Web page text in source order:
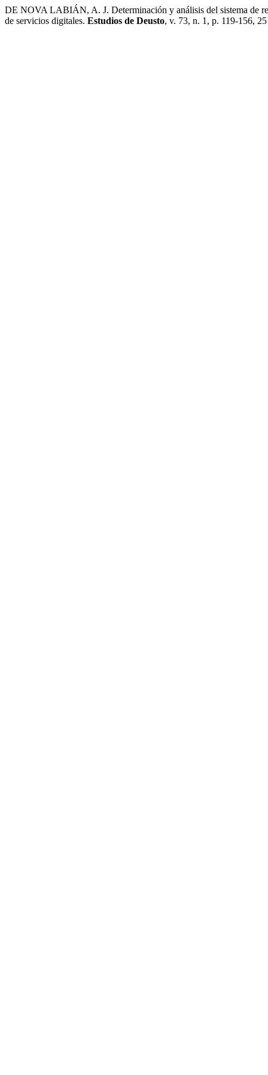
DE NOVA LABIÁN, A. J. Determinación y análisis del sistema de
de servicios digitales. Estudios de Deusto, v. 73, n. 1, p. 119-156,